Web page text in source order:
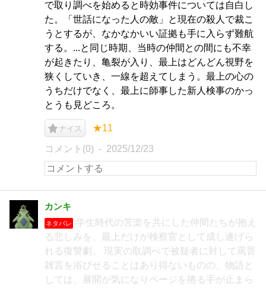
で取り調べを始めると時効事件については自白し
た。「世話になった人の敵」と現在の殺人で裁こ
うとするが、なかなかいい証拠も手に入らず難航
する。...と同じ時期、当時の仲間との間にも不幸
が起きたり、亀裂が入り、最上はどんどん視野を
狭くしていき、一線を超えてしまう。最上の心の
うちだけでなく、最上に師事した新人検事のかっ
とうも見どころ。
ナイス ★11
コメント(0) 2025/12/23
カンキ
ネタバレ
学生時代の苦楽を共にした仲間たちが抱え
る悲しみを、最上だけが検察官として成し遂げら
れる復讐劇。 現実の取調べで被疑者に対して罵詈
雑言を浴びせることはあり得ないものの、物語と
しては、展開が気になりページを捲る手が止まら